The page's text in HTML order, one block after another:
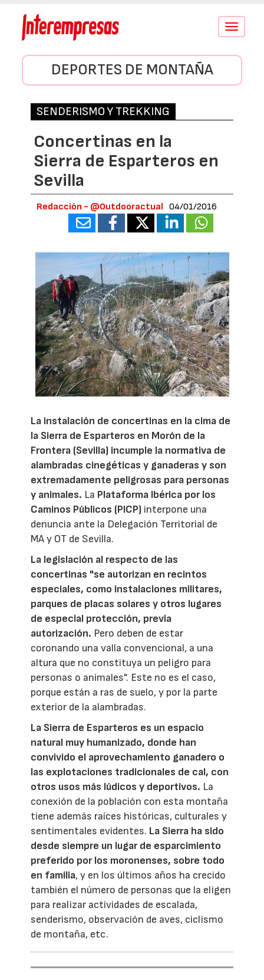
Conmutar
DEPORTES DE MONTAÑA
SENDERISMO Y TREKKING
Concertinas en la
Sierra de Esparteros en
Sevilla
Redacción - @Outdooractual 04/01/2016
La instalación de concertinas en la cima de
la Sierra de Esparteros en Morón de la
Frontera (Sevilla) incumple la normativa de
alambradas cinegéticas y ganaderas y son
extremadamente peligrosas para personas
y animales. La Plataforma Ibérica por los
Caminos Públicos (PICP) interpone una
denuncia ante la Delegación Territorial de
MA y OT de Sevilla.
La legislación al respecto de las
concertinas "se autorizan en recintos
especiales, como instalaciones militares,
parques de placas solares y otros lugares
de especial protección, previa
autorización. Pero deben de estar
coronando una valla convencional, a una
altura que no constituya un peligro para
personas o animales". Este no es el caso,
porque están a ras de suelo, y por la parte
exterior de la alambradas.
La Sierra de Esparteros es un espacio
natural muy humanizado, donde han
convivido el aprovechamiento ganadero o
las explotaciones tradicionales de cal, con
otros usos más lúdicos y deportivos. La
conexión de la población con esta montaña
tiene además raíces históricas, culturales y
sentimentales evidentes. La Sierra ha sido
desde siempre un lugar de esparcimiento
preferido por los moronenses, sobre todo
en familia, y en los últimos años ha crecido
también el número de personas que la eligen
para realizar actividades de escalada,
senderismo, observación de aves, ciclismo
de montaña, etc.